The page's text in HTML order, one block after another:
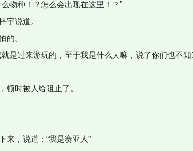
物种！？怎么会出现在这里！？”
宇说道。
的。
是过来游玩的，至于我是什么人嘛，说了你们也不
顿时被人给阻止了。
来，说道：“我是赛亚人”